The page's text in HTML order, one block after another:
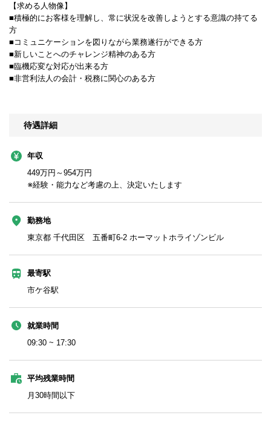
【求める人物像】
■積極的にお客様を理解し、常に状況を改善しようとする意識の持てる
方
■コミュニケーションを図りながら業務遂行ができる方
■新しいことへのチャレンジ精神のある方
■臨機応変な対応が出来る方
■非営利法人の会計・税務に関心のある方
待遇詳細
年収
449万円～954万円
※経験・能力など考慮の上、決定いたします
勤務地
東京都 千代田区 五番町6-2 ホーマットホライゾンビル
最寄駅
市ケ谷駅
就業時間
09:30 ~ 17:30
平均残業時間
月30時間以下